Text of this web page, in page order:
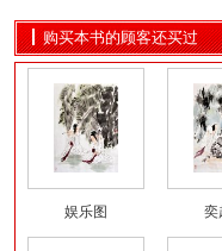
购买本书的顾客还买过
娱乐图 奕